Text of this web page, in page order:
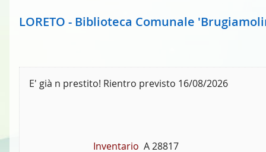
LORETO - Biblioteca Comunale
E' già n prestito! Rientro previsto 16/08/2026
Inventario A 28817